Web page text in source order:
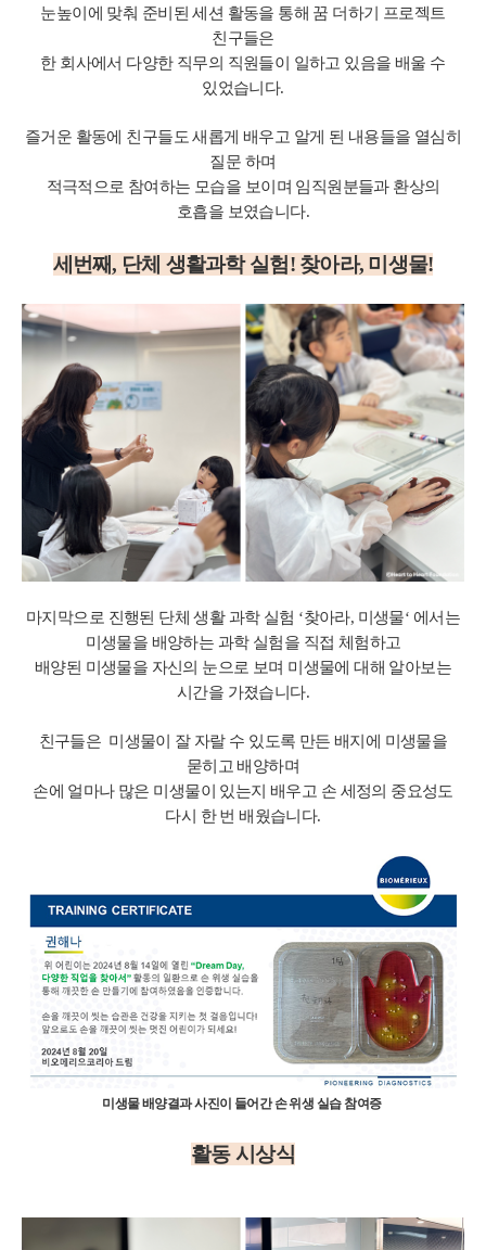
눈높이에 맞춰 준비된 세션 활동을 통해 꿈 더하기 프로젝트
친구들은
한 회사에서 다양한 직무의 직원들이 일하고 있음을 배울 수
있었습니다.
즐거운 활동에 친구들도 새롭게 배우고 알게 된 내용들을 열심히
질문 하며
적극적으로 참여하는 모습을 보이며 임직원분들과 환상의
호흡을 보였습니다.
세번째, 단체 생활과학 실험! 찾아라, 미생물!
마지막으로 진행된 단체 생활 과학 실험 ‘찾아라, 미생물‘ 에서는
미생물을 배양하는 과학 실험을 직접 체험하고
배양된 미생물을 자신의 눈으로 보며 미생물에 대해 알아보는
시간을 가졌습니다.
친구들은 미생물이 잘 자랄 수 있도록 만든 배지에 미생물을
묻히고 배양하며
손에 얼마나 많은 미생물이 있는지 배우고 손 세정의 중요성도
다시 한 번 배웠습니다.
미생물 배양결과 사진이 들어간 손 위생 실습 참여증
활동 시상식